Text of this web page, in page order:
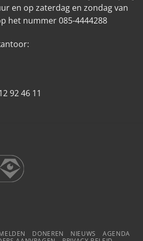
en op zaterdag en zondag van
het nummer 085-4444288
92 46 11
DONEREN NIEUWS
AGENDA